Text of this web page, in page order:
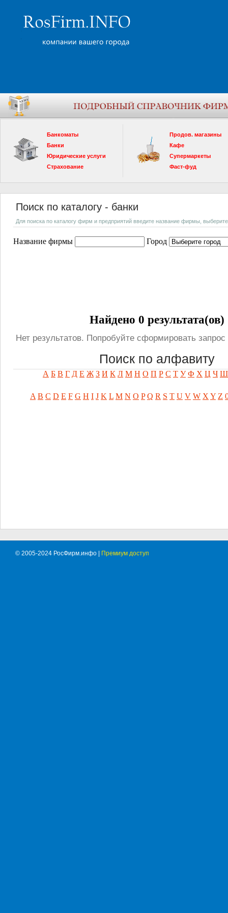
Банкоматы
Банки
Юридические услуги
Страхование
Продов. магазины
Кафе
Супермаркеты
Фаст-фуд
Поиск по каталогу - банки
Для поиска по каталогу фирм и предприятий введите название фирмы, выберите
Название фирмы Город
Найдено 0 результата(ов)
Нет результатов. Попробуйте сформировать запрос
Поиск по алфавиту
А Б В Г Д Е Ж З И К Л М Н О П Р С Т У Ф Х Ц Ч Ш
A B C D E F G H I J K L M N O P Q R S T U V W X Y Z
© 2005-2024 РосФирм.инфо | Премиум доступ